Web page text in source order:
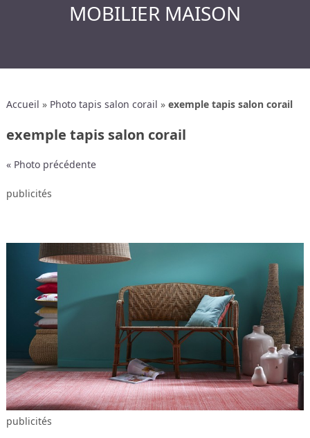
MOBILIER MAISON
Accueil » Photo tapis salon corail » exemple tapis salon corail
exemple tapis salon corail
« Photo précédente
publicités
publicités